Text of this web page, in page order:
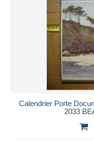
Calendrier Porte
2033